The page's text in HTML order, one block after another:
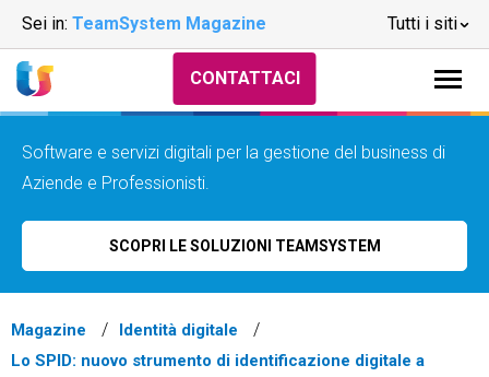
Sei in: TeamSystem Magazine Tutti i siti
CONTATTACI
Software e servizi digitali per la gestione del business di
Aziende e Professionisti.
SCOPRI LE SOLUZIONI TEAMSYSTEM
Magazine
Identità digitale
Lo SPID: nuovo strumento di identificazione digitale a